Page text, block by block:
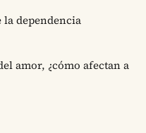
dependencia
amor, ¿cómo afectan a